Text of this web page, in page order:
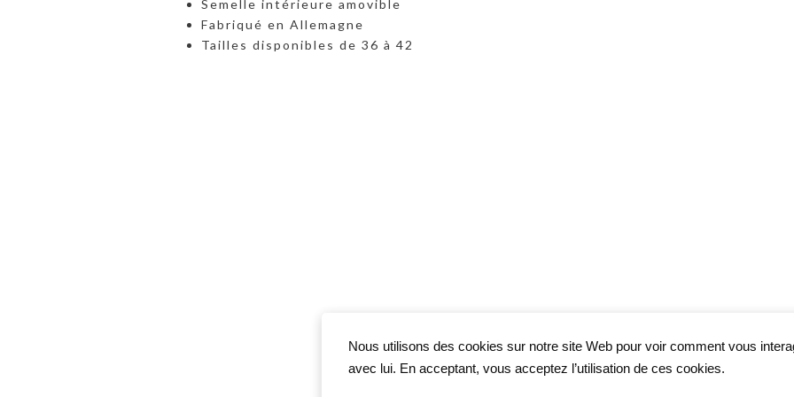
Semelle intérieure amovible
Fabriqué en Allemagne
Tailles disponibles de 36 à 42
Nous utilisons des cookies sur notre site Web pour voir comment vous
avec lui. En acceptant, vous acceptez l’utilisation de ces cookies.